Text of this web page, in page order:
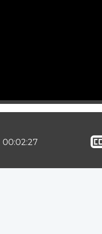
:
Temps total :
00:02:27